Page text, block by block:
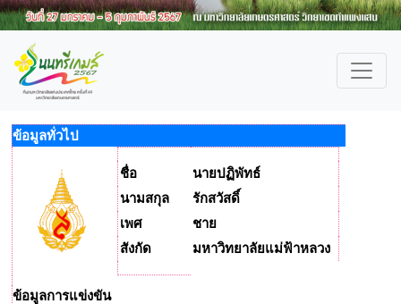
ข้อมูลทั่วไป
ชื่อ
นายปฏิพัทธ์
นามสกุล
รักสวัสดิ์
เพศ
ชาย
สังกัด
มหาวิทยาลัยแม่ฟ้าหลวง
ข้อมูลการแข่งขัน